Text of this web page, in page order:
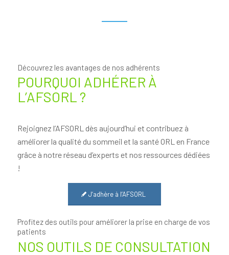
Découvrez les avantages de nos adhérents
POURQUOI ADHÉRER À
L’AFSORL ?
Rejoignez l’AFSORL dès aujourd’hui et contribuez à
améliorer la qualité du sommeil et la santé ORL en France
grâce à notre réseau d’experts et nos ressources dédiées
!
J‘adhère à l’AFSORL
Profitez des outils pour améliorer la prise en charge de vos
patients
NOS OUTILS DE CONSULTATION